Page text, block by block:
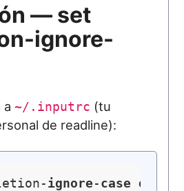
— set
ignore-
a~/.inputrc (tu
de readline):
ignore-case on